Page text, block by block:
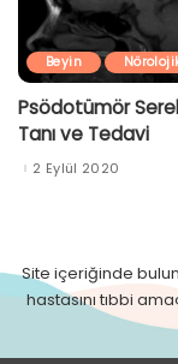
Beyin
Psödotümör
Tanı ve Tedavi
2 Eylül 2020
Site içeriğinde
hastasını tıbbi